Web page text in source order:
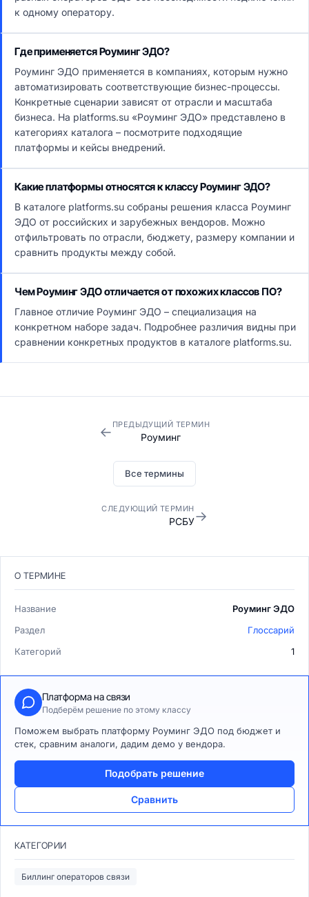
к одному оператору.
Где применяется Роуминг ЭДО?
Роуминг ЭДО применяется в компаниях, которым нужно
автоматизировать соответствующие бизнес-процессы.
Конкретные сценарии зависят от отрасли и масштаба
бизнеса. На platforms.su «Роуминг ЭДО» представлено в
категориях каталога – посмотрите подходящие
платформы и кейсы внедрений.
Какие платформы относятся к классу Роуминг ЭДО?
В каталоге platforms.su собраны решения класса Роуминг
ЭДО от российских и зарубежных вендоров. Можно
отфильтровать по отрасли, бюджету, размеру компании и
сравнить продукты между собой.
Чем Роуминг ЭДО отличается от похожих классов ПО?
Главное отличие Роуминг ЭДО – специализация на
конкретном наборе задач. Подробнее различия видны при
сравнении конкретных продуктов в каталоге platforms.su.
← ПРЕДЫДУЩИЙ ТЕРМИН
Роуминг
Все термины
СЛЕДУЮЩИЙ ТЕРМИН
РСБУ→
О ТЕРМИНЕ
Название
Роуминг ЭДО
Раздел
Глоссарий
Категорий
1
Платформа на связи
Подберём решение по этому классу
Поможем выбрать платформу Роуминг ЭДО под бюджет и
стек, сравним аналоги, дадим демо у вендора.
Подобрать решение
Сравнить
КАТЕГОРИИ
Биллинг операторов связи